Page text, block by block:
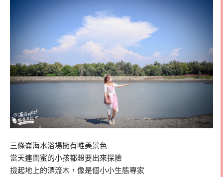
三條崙海水浴場擁有唯美景色
當天連閨蜜的小孩都想要出來探險
撿起地上的漂流木，像是個小小生態專家